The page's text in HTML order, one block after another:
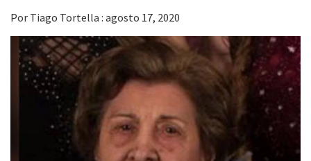
Por Tiago Tortella : agosto 17, 2020